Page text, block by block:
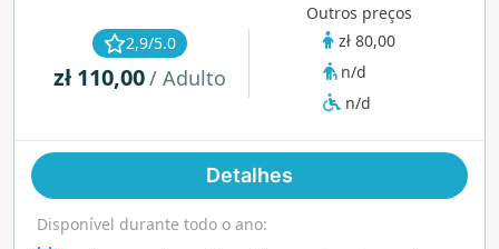
enfrente o rio selvagem ou relaxe nas jacuzzis e
saunas temáticas. As crianças vão adorar a zona
de splash com navios piratas e criaturas do mar,
enquanto os adultos podem escapar para a área
para todas as idades, é um paraíso aquático à
beira-mar durante todo o ano.
2,9/5.0
zł 110,00/ Adulto
Outros preços
zł 80,00
n/d
n/d
Detalhes
Disponível durante todo o ano: